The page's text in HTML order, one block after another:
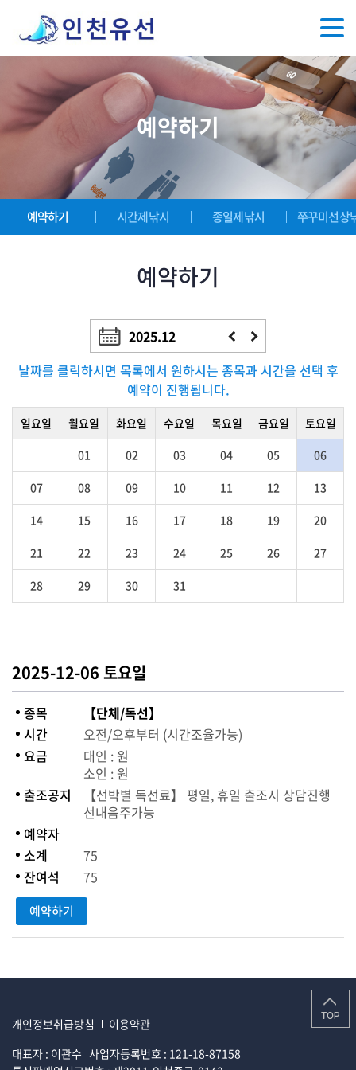
예약하기
예약하기 시간제낚시 종일제낚시 쭈꾸미선상
예약하기
2025.12
날짜를 클릭하시면 목록에서 원하시는 종목과 시간을 선택 후
예약이 진행됩니다.
일요일 월요일 화요일 수요일 목요일 금요일
토요일
01
02 03 04 05 06
07 08 09 10 11 12 13
14 15 16 17 18 19 20
21 22 23 24 25 26 27
28 29 30 31
2025-12-06 토요일
종목
【단체/독선】
시간
오전/오후부터 (시간조율가능)
요금
대인 : 원
소인 : 원
출조공지
【선박별 독선료】 평일, 휴일 출조시 상담진행
선내음주가능
예약자
소계
75
잔여석
75
예약하기
개인정보취급방침
이용약관
대표자 : 이관수 사업자등록번호 : 121-18-87158